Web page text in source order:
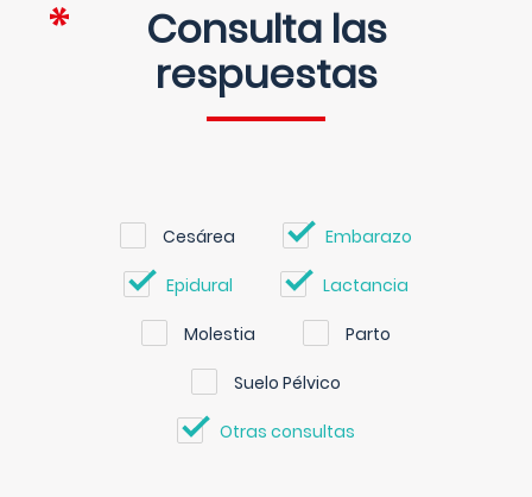
Consulta las
respuestas
Cesárea Embarazo
Epidural Lactancia
Molestia Parto
Suelo Pélvico
Otras consultas